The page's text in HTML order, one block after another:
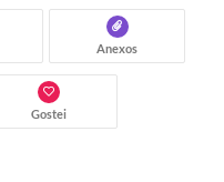
Anexos
Gostei